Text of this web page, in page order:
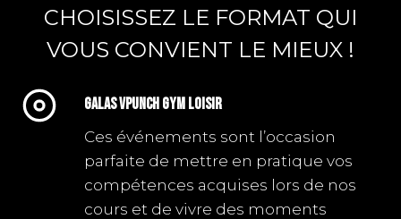
CHOISISSEZ LE FORMAT QUI
VOUS CONVIENT LE MIEUX !
GALAS VPUNCH GYM loisir
Ces événements sont l’occasion
parfaite de mettre en pratique vos
compétences acquises lors de nos
cours et de vivre des moments